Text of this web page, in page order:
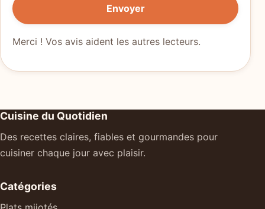
Envoyer
Merci ! Vos avis aident les autres lecteurs.
Cuisine du Quotidien
Des recettes claires, fiables et gourmandes pour
cuisiner chaque jour avec plaisir.
Catégories